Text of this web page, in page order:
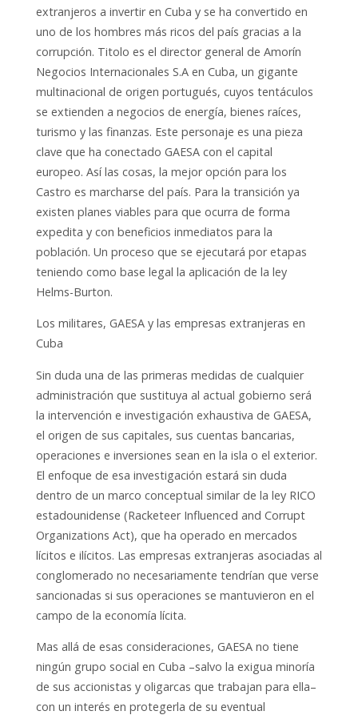
extranjeros a invertir en Cuba y se ha convertido en
uno de los hombres más ricos del país gracias a la
corrupción. Titolo es el director general de Amorín
Negocios Internacionales S.A en Cuba, un gigante
multinacional de origen portugués, cuyos tentáculos
se extienden a negocios de energía, bienes raíces,
turismo y las finanzas. Este personaje es una pieza
clave que ha conectado GAESA con el capital
europeo. Así las cosas, la mejor opción para los
Castro es marcharse del país. Para la transición ya
existen planes viables para que ocurra de forma
expedita y con beneficios inmediatos para la
población. Un proceso que se ejecutará por etapas
teniendo como base legal la aplicación de la ley
Helms-Burton.
Los militares, GAESA y las empresas extranjeras en
Cuba
Sin duda una de las primeras medidas de cualquier
administración que sustituya al actual gobierno será
la intervención e investigación exhaustiva de GAESA,
el origen de sus capitales, sus cuentas bancarias,
operaciones e inversiones sean en la isla o el exterior.
El enfoque de esa investigación estará sin duda
dentro de un marco conceptual similar de la ley RICO
estadounidense (Racketeer Influenced and Corrupt
Organizations Act), que ha operado en mercados
lícitos e ilícitos. Las empresas extranjeras asociadas al
conglomerado no necesariamente tendrían que verse
sancionadas si sus operaciones se mantuvieron en el
campo de la economía lícita.
Mas allá de esas consideraciones, GAESA no tiene
ningún grupo social en Cuba –salvo la exigua minoría
de sus accionistas y oligarcas que trabajan para ella–
con un interés en protegerla de su eventual